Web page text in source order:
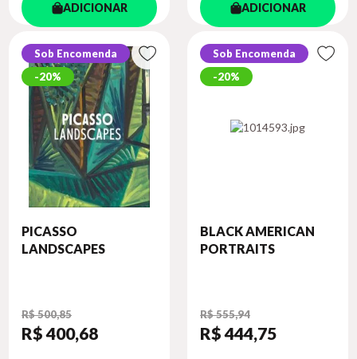
ADICIONAR ADICIONAR
Sob Encomenda
20%
PICASSO
LANDSCAPES
R$ 500,85
R$ 400,68
Sob Encomenda
20%
BLACK AMERICAN
PORTRAITS
R$ 555,94
R$ 444,75